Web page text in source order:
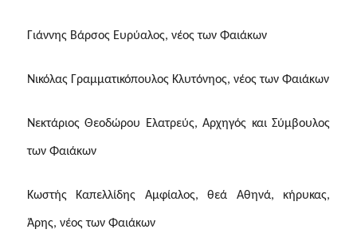
Γιάννης Βάρσος Ευρύαλος, νέος των Φαιάκων
Νικόλας Γραμματικόπουλος Κλυτόνηος, νέος των Φαιάκων
Νεκτάριος Θεοδώρου Ελατρεύς, Αρχηγός και Σύμβουλος
των Φαιάκων
Κωστής Καπελλίδης Aμφίαλος, θεά Αθηνά, κήρυκας,
Άρης, νέος των Φαιάκων